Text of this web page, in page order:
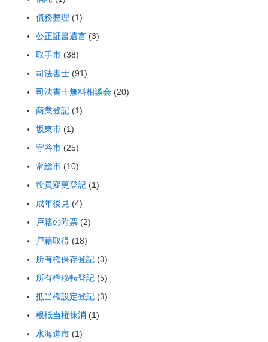
債務整理 (1)
公正証書遺言 (3)
取手市 (38)
司法書士 (91)
司法書士無料相談会 (20)
商業登記 (1)
坂東市 (1)
守谷市 (25)
常総市 (10)
役員変更登記 (1)
成年後見 (4)
戸籍の附票 (2)
戸籍取得 (18)
所有権保存登記 (3)
所有権移転登記 (5)
抵当権設定登記 (3)
根抵当権抹消 (1)
水海道市 (1)